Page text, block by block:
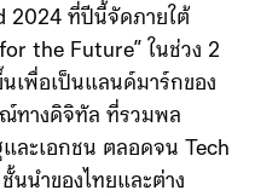
2024 ที่ปีนี้จัดภายใต้
the Future” ในช่วง 2
เพื่อเป็นแลนด์มาร์กของ
ณ์ทางดิจิทัล ที่รวมพล
ละเอกชน ตลอดจน Tech
นนำของไทยและต่าง